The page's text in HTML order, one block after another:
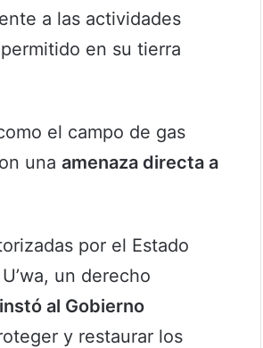
a las actividades
en su tierra
el campo de gas
una amenaza directa a
por el Estado
un derecho
al Gobierno
y restaurar los